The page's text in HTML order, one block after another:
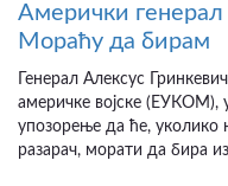
Амерички генерал
Мораћу да бирам
Генерал Алексус
америчке војске (ЕУКОМ),
упозорење да ће, уколико
разарач, морати да бира